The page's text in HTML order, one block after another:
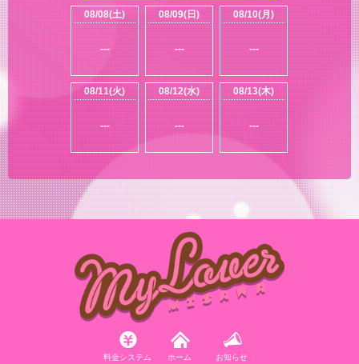
08/08(土)
---
08/09(日)
---
08/10(月)
---
08/11(火)
---
08/12(水)
---
08/13(木)
---
料金システム ホーム お知らせ